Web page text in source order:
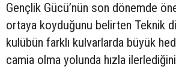
Gençlik Gücü’nün son dönemde
ortaya koyduğunu belirten Teknik
kulübün farklı kulvarlarda büyük
camia olma yolunda hızla